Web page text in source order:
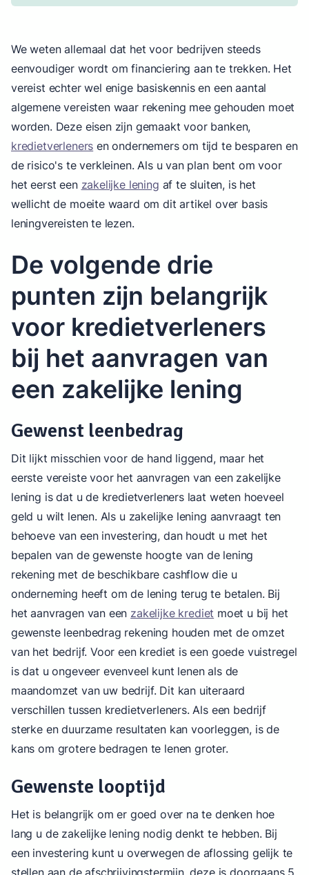
We weten allemaal dat het voor bedrijven steeds
eenvoudiger wordt om financiering aan te trekken. Het
vereist echter wel enige basiskennis en een aantal
algemene vereisten waar rekening mee gehouden moet
worden. Deze eisen zijn gemaakt voor banken,
kredietverleners en ondernemers om tijd te besparen en
de risico's te verkleinen. Als u van plan bent om voor
het eerst een zakelijke lening af te sluiten, is het
wellicht de moeite waard om dit artikel over basis
leningvereisten te lezen.
De volgende drie
punten zijn belangrijk
voor kredietverleners
bij het aanvragen van
een zakelijke lening
Gewenst leenbedrag
Dit lijkt misschien voor de hand liggend, maar het
eerste vereiste voor het aanvragen van een zakelijke
lening is dat u de kredietverleners laat weten hoeveel
geld u wilt lenen. Als u zakelijke lening aanvraagt ten
behoeve van een investering, dan houdt u met het
bepalen van de gewenste hoogte van de lening
rekening met de beschikbare cashflow die u
onderneming heeft om de lening terug te betalen. Bij
het aanvragen van een zakelijke krediet moet u bij het
gewenste leenbedrag rekening houden met de omzet
van het bedrijf. Voor een krediet is een goede vuistregel
is dat u ongeveer evenveel kunt lenen als de
maandomzet van uw bedrijf. Dit kan uiteraard
verschillen tussen kredietverleners. Als een bedrijf
sterke en duurzame resultaten kan voorleggen, is de
kans om grotere bedragen te lenen groter.
Gewenste looptijd
Het is belangrijk om er goed over na te denken hoe
lang u de zakelijke lening nodig denkt te hebben. Bij
een investering kunt u overwegen de aflossing gelijk te
stellen aan de afschrijvingstermijn, deze is doorgaans 5